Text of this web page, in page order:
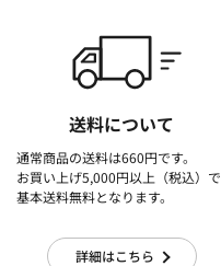
送料について
通常商品の送料は660円です。
お買い上げ5,000円以上（税込）で
基本送料無料となります。
詳細はこちら